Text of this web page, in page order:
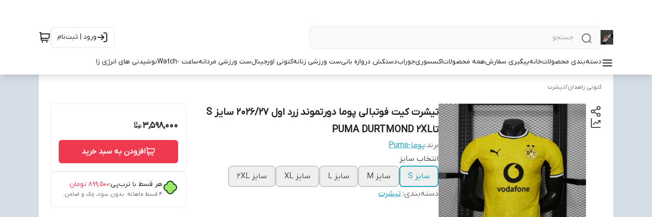
ورود | ثبت‌نام
دسته‌بندی محصولاتخانهپیگیری سفارشهمه محصولاتاکسسوریجورابدستکش دروازه بانیست ورزشی زنانهکتونی اورجینالست ورزشی مردانهساعت -Watch نوشیدنی های انرژی زا
کتونی زاهدان/تیشرت
تیشرت کیت فوتبالی پوما دورتموند زرد اول 2026/27 سایز S
تاPUMA DURTMOND 2XL
برند:پوما-Puma
انتخاب سایز
سایز S
سایز M سایز L سایز XL
سایز 2XL
دسته‌بندی: تیشرت
3,598,000
افزودن به سبد خرید
هر قسط با ترب‌پی:۸۹۹٬۵۰۰ تومان
۴ قسط ماهانه. بدون سود، چک و ضامن.